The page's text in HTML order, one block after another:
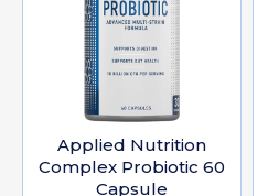
Applied Nutrition
Complex Probiotic 60
Capsule